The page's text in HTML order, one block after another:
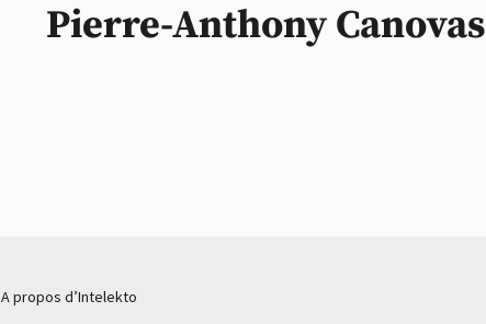
Pierre-Anthony Canovas
A propos d’Intelekto